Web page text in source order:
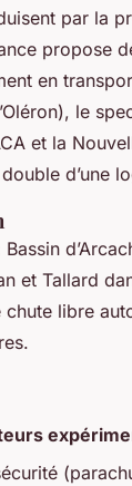
par la
propose
en
le
et la
d’une
et Tallard
chute libre